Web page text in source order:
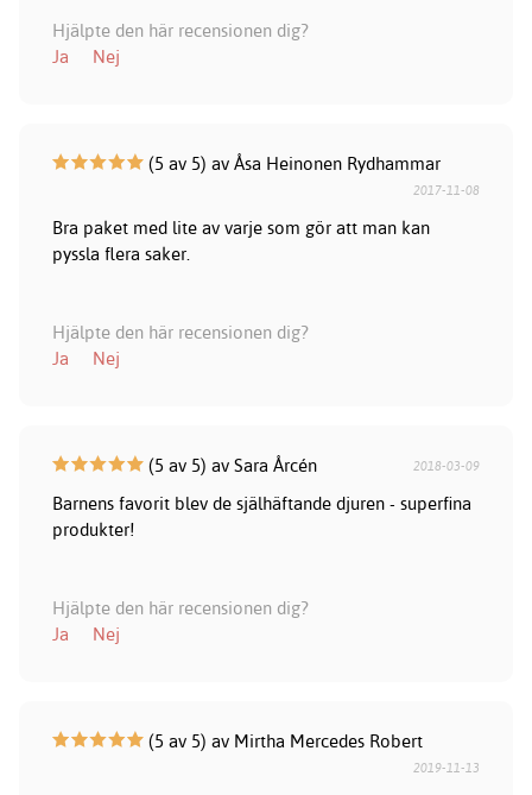
Hjälpte den här recensionen dig?
Ja
Nej
(5 av 5) av Åsa Heinonen Rydhammar
2017-11-08
Bra paket med lite av varje som gör att man kan
pyssla flera saker.
Hjälpte den här recensionen dig?
Ja
Nej
(5 av 5) av Sara Årcén 2018-03-09
Barnens favorit blev de själhäftande djuren - superfina
produkter!
Hjälpte den här recensionen dig?
Ja
Nej
(5 av 5) av Mirtha Mercedes Robert
2019-11-13